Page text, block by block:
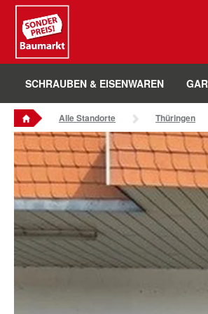
Sounder Preis Logo
SCHRAUBEN & EISENWAREN
Alle Standorte Thüringen